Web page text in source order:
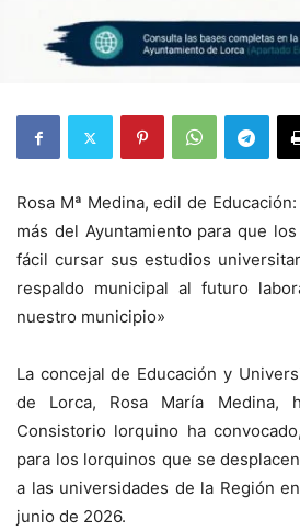
Rosa Mª Medina, edil de
más del Ayuntamiento para que
fácil cursar sus estudios
respaldo municipal al futuro
nuestro municipio»
La concejal de Educación y
de Lorca, Rosa María Medina,
Consistorio lorquino ha
para los lorquinos que se
a las universidades de la Región
junio de 2026.